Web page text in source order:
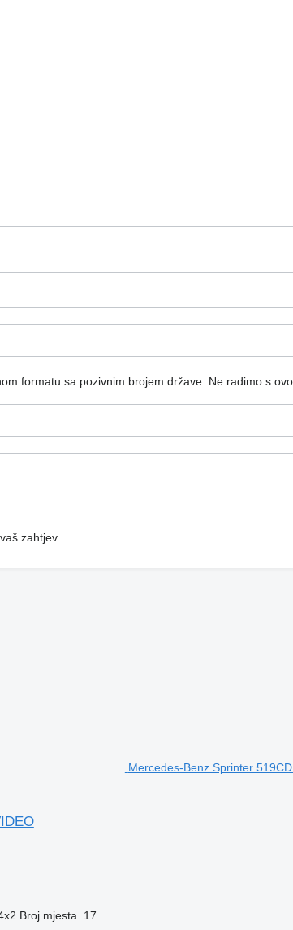
formatu sa pozivnim brojem države. Ne radimo s
zahtjev.
Mercedes-Benz Sprinter
Broj mjesta
17